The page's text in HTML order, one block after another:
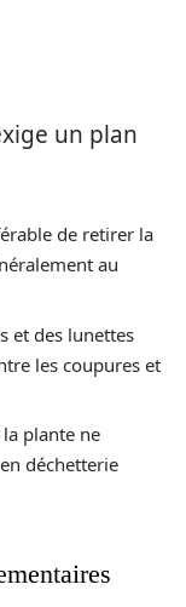
un plan
de retirer la
au
et des lunettes
les coupures et
plante ne
déchetterie